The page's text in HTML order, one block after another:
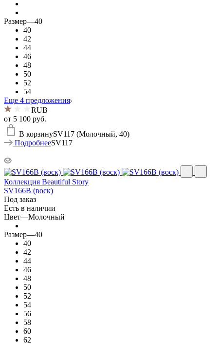
Размер—40
40
42
44
46
48
50
52
54
Еще 4 предложения
RUB
от 5 100 руб.
В корзинуSV117 (Молочный, 40)
ПодробнееSV117
Коллекция Beautiful Story
SV166B (воск)
Под заказ
Есть в наличии
Цвет—Молочный
Размер—40
40
42
44
46
48
50
52
54
56
58
60
62